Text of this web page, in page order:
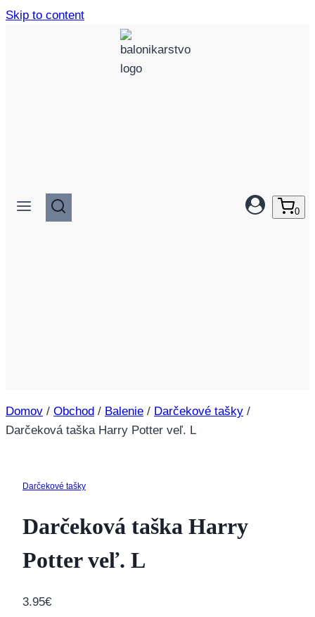
Skip to content
0
Domov / Obchod / Balenie / Darčekové tašky /
Darčeková taška Harry Potter veľ. L
Darčekové tašky
Darčeková taška Harry
Potter veľ. L
3.95€